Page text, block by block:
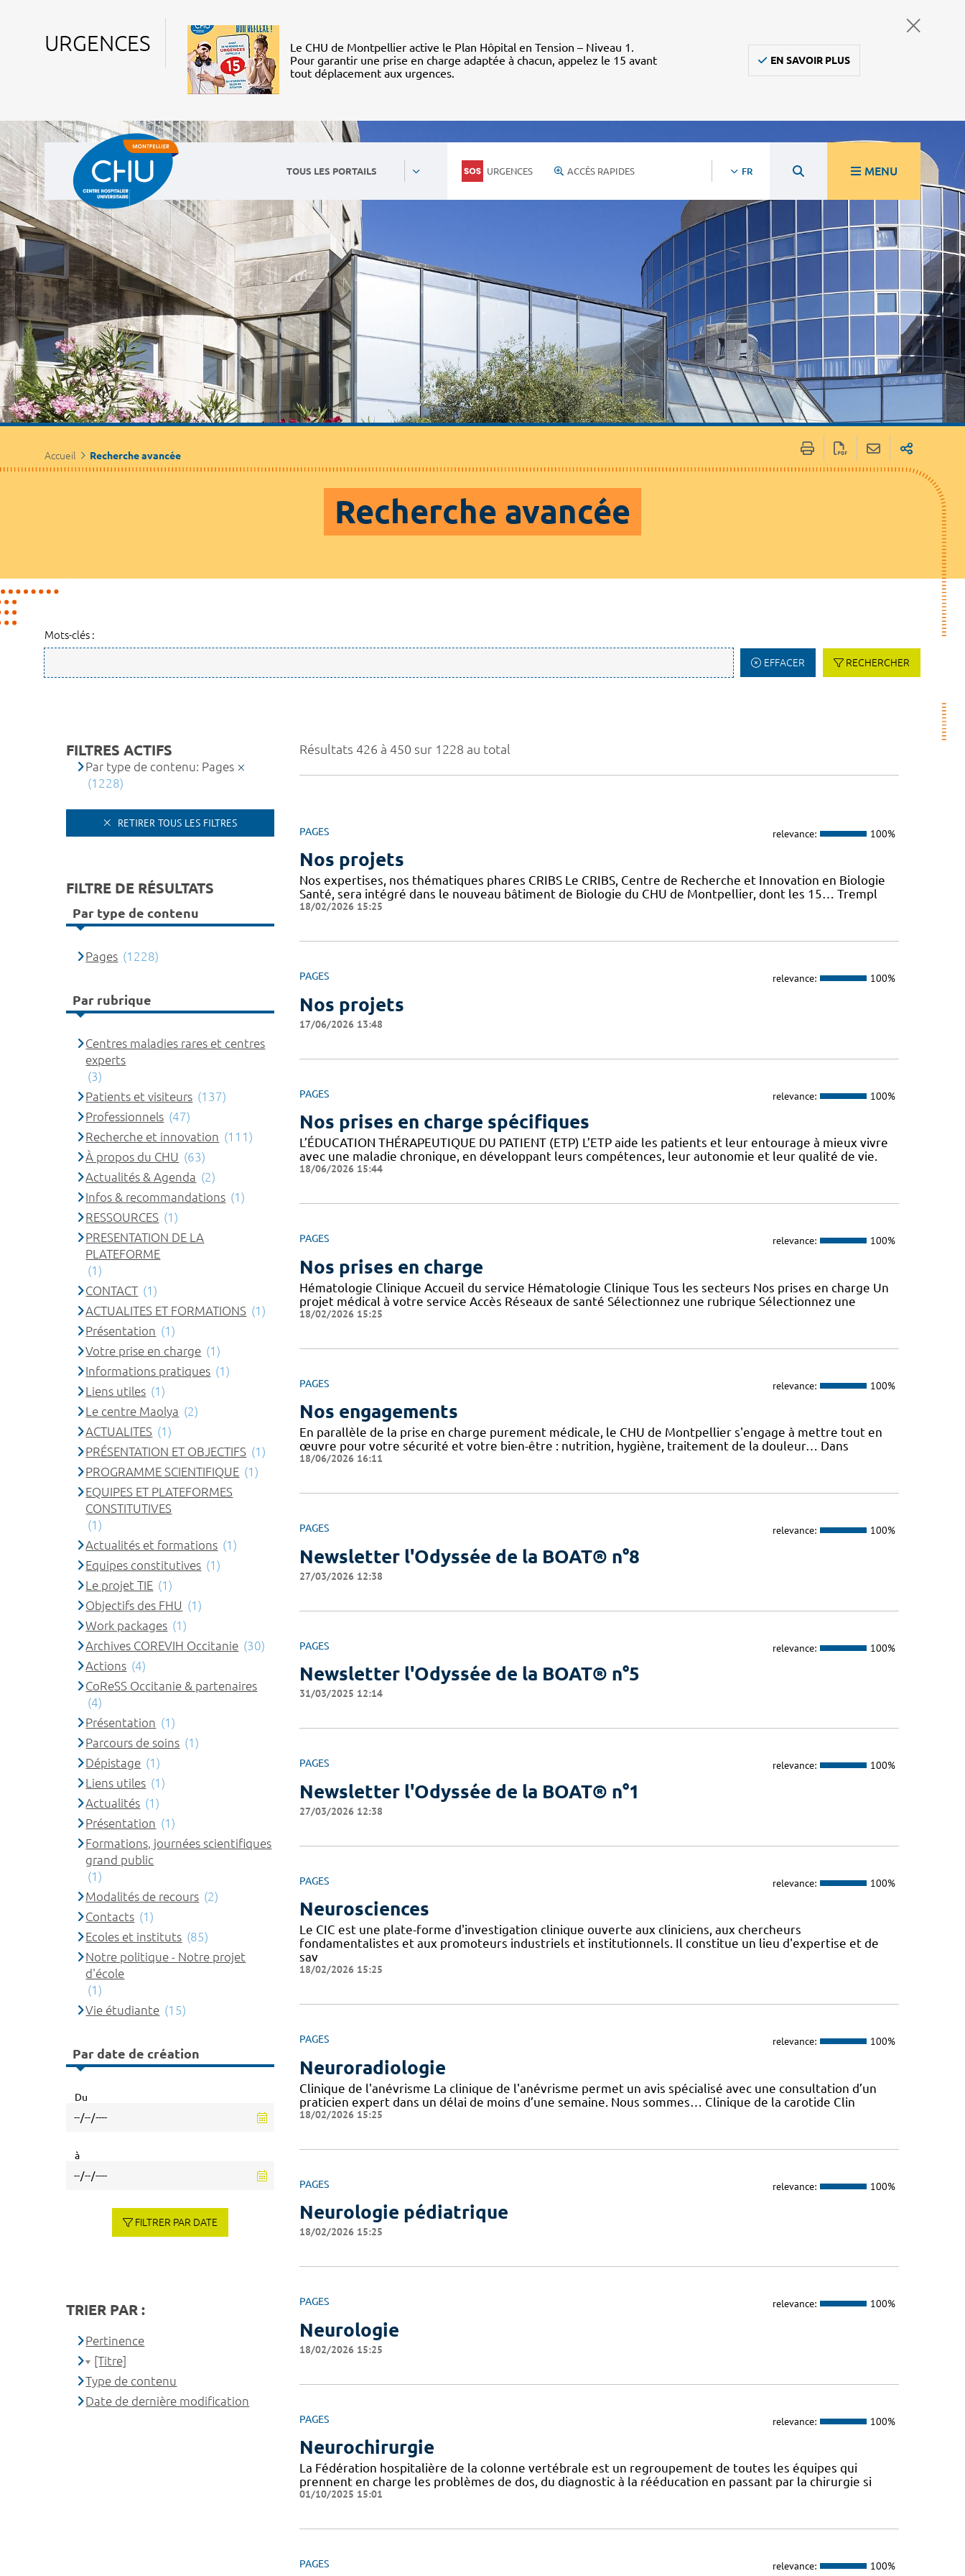
URGENCES
Le CHU de Montpellier active le Plan Hôpital en Tension – Niveau 1.
Pour garantir une prise en charge adaptée à chacun, appelez le 15 avant
tout déplacement aux urgences.
EN SAVOIR PLUS
TOUS LES PORTAILS URGENCES ACCÈS RAPIDES FR MENU
Accueil Recherche avancée
Recherche avancée
Mots-clés :
EFFACER RECHERCHER
Résultats 426 à 450 sur 1228 au total
PAGES relevance: 100%
Nos projets
Nos expertises, nos thématiques phares CRIBS Le CRIBS, Centre de Recherche et Innovation en Biologie
Santé, sera intégré dans le nouveau bâtiment de Biologie du CHU de Montpellier, dont les 15… Trempl
18/02/2026 15:25
PAGES relevance: 100%
Nos projets
17/06/2026 13:48
PAGES relevance: 100%
Nos prises en charge spécifiques
L’ÉDUCATION THÉRAPEUTIQUE DU PATIENT (ETP) L’ETP aide les patients et leur entourage à mieux vivre
avec une maladie chronique, en développant leurs compétences, leur autonomie et leur qualité de vie.
18/06/2026 15:44
PAGES relevance: 100%
Nos prises en charge
Hématologie Clinique Accueil du service Hématologie Clinique Tous les secteurs Nos prises en charge Un
projet médical à votre service Accès Réseaux de santé Sélectionnez une rubrique Sélectionnez une
18/02/2026 15:25
PAGES relevance: 100%
Nos engagements
En parallèle de la prise en charge purement médicale, le CHU de Montpellier s'engage à mettre tout en
œuvre pour votre sécurité et votre bien-être : nutrition, hygiène, traitement de la douleur… Dans
18/06/2026 16:11
PAGES relevance: 100%
Newsletter l'Odyssée de la BOAT® n°8
27/03/2026 12:38
PAGES relevance: 100%
Newsletter l'Odyssée de la BOAT® n°5
31/03/2025 12:14
PAGES relevance: 100%
Newsletter l'Odyssée de la BOAT® n°1
27/03/2026 12:38
PAGES relevance: 100%
Neurosciences
Le CIC est une plate-forme d'investigation clinique ouverte aux cliniciens, aux chercheurs
fondamentalistes et aux promoteurs industriels et institutionnels. Il constitue un lieu d'expertise et de
sav
18/02/2026 15:25
PAGES relevance: 100%
Neuroradiologie
Clinique de l'anévrisme La clinique de l'anévrisme permet un avis spécialisé avec une consultation d’un
praticien expert dans un délai de moins d’une semaine. Nous sommes… Clinique de la carotide Clin
18/02/2026 15:25
PAGES relevance: 100%
Neurologie pédiatrique
18/02/2026 15:25
PAGES relevance: 100%
Neurologie
18/02/2026 15:25
PAGES relevance: 100%
Neurochirurgie
La Fédération hospitalière de la colonne vertébrale est un regroupement de toutes les équipes qui
prennent en charge les problèmes de dos, du diagnostic à la rééducation en passant par la chirurgie si
01/10/2025 15:01
PAGES relevance: 100%
FILTRES ACTIFS
Par type de contenu: Pages
(1228)
RETIRER TOUS LES FILTRES
FILTRE DE RÉSULTATS
Par type de contenu
Pages (1228)
Par rubrique
Centres maladies rares et centres
experts
(3)
Patients et visiteurs (137)
Professionnels (47)
Recherche et innovation (111)
À propos du CHU (63)
Actualités & Agenda (2)
Infos & recommandations (1)
RESSOURCES (1)
PRESENTATION DE LA
PLATEFORME
(1)
CONTACT (1)
ACTUALITES ET FORMATIONS (1)
Présentation (1)
Votre prise en charge (1)
Informations pratiques (1)
Liens utiles (1)
Le centre Maolya (2)
ACTUALITES (1)
PRÉSENTATION ET OBJECTIFS (1)
PROGRAMME SCIENTIFIQUE (1)
EQUIPES ET PLATEFORMES
CONSTITUTIVES
(1)
Actualités et formations (1)
Equipes constitutives (1)
Le projet TIE (1)
Objectifs des FHU (1)
Work packages (1)
Archives COREVIH Occitanie (30)
Actions (4)
CoReSS Occitanie & partenaires
(4)
Présentation (1)
Parcours de soins (1)
Dépistage (1)
Liens utiles (1)
Actualités (1)
Présentation (1)
Formations, journées scientifiques
grand public
(1)
Modalités de recours (2)
Contacts (1)
Ecoles et instituts (85)
Notre politique - Notre projet
d'école
(1)
Vie étudiante (15)
Par date de création
Du
à
FILTRER PAR DATE
TRIER PAR :
Pertinence
[Titre]
Type de contenu
Date de dernière modification